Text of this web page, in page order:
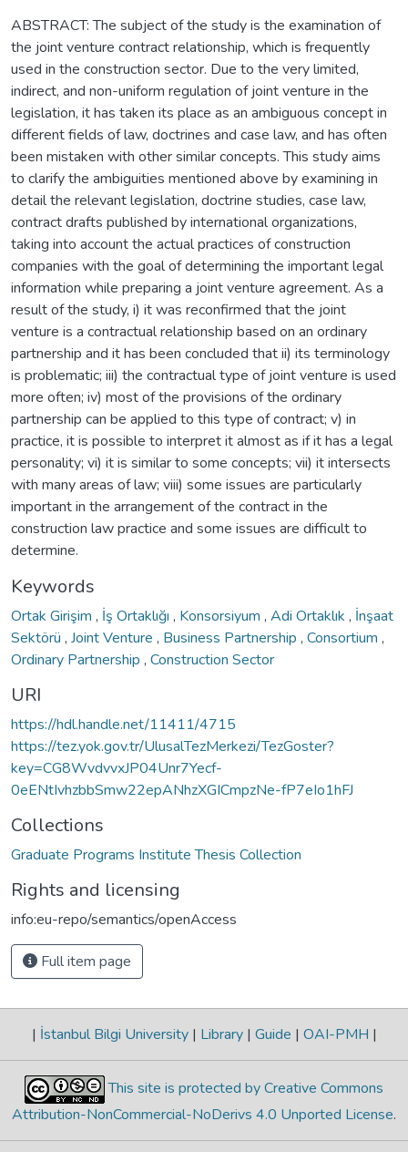
ABSTRACT: The subject of the study is the examination of
the joint venture contract relationship, which is frequently
used in the construction sector. Due to the very limited,
indirect, and non-uniform regulation of joint venture in the
legislation, it has taken its place as an ambiguous concept in
different fields of law, doctrines and case law, and has often
been mistaken with other similar concepts. This study aims
to clarify the ambiguities mentioned above by examining in
detail the relevant legislation, doctrine studies, case law,
contract drafts published by international organizations,
taking into account the actual practices of construction
companies with the goal of determining the important legal
information while preparing a joint venture agreement. As a
result of the study, i) it was reconfirmed that the joint
venture is a contractual relationship based on an ordinary
partnership and it has been concluded that ii) its terminology
is problematic; iii) the contractual type of joint venture is used
more often; iv) most of the provisions of the ordinary
partnership can be applied to this type of contract; v) in
practice, it is possible to interpret it almost as if it has a legal
personality; vi) it is similar to some concepts; vii) it intersects
with many areas of law; viii) some issues are particularly
important in the arrangement of the contract in the
construction law practice and some issues are difficult to
determine.
Keywords
Ortak Girişim , İş Ortaklığı , Konsorsiyum , Adi Ortaklık , İnşaat
Sektörü , Joint Venture , Business Partnership , Consortium ,
Ordinary Partnership , Construction Sector
URI
https://hdl.handle.net/11411/4715
https://tez.yok.gov.tr/UlusalTezMerkezi/TezGoster?
key=CG8WvdvvxJP04Unr7Yecf-
0eENtIvhzbbSmw22epANhzXGICmpzNe-fP7eIo1hFJ
Collections
Graduate Programs Institute Thesis Collection
Rights and licensing
info:eu-repo/semantics/openAccess
Full item page
| İstanbul Bilgi University | Library | Guide | OAI-PMH |
This site is protected by Creative Commons
Attribution-NonCommercial-NoDerivs 4.0 Unported License.